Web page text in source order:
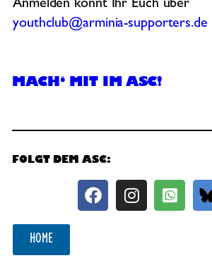
Anmelden könnt Ihr Euch über
youthclub@arminia-supporters.de
MACH‘ MIT IM ASC!
FOLGT DEM ASC:
HOME